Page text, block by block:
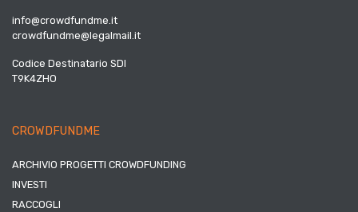
info@crowdfundme.it
crowdfundme@legalmail.it
Codice Destinatario SDI
T9K4ZHO
CROWDFUNDME
ARCHIVIO PROGETTI CROWDFUNDING
INVESTI
RACCOGLI